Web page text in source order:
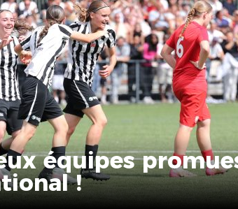
équipes
!